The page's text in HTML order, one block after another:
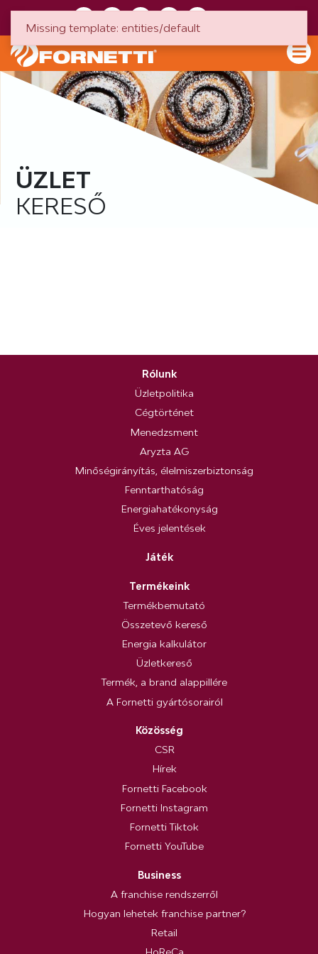
ÜZLET
KERESŐ
Rólunk
Üzletpolitika
Cégtörténet
Menedzsment
Aryzta AG
Minőségirányítás, élelmiszerbiztonság
Fenntarthatóság
Energiahatékonyság
Éves jelentések
Játék
Termékeink
Termékbemutató
Összetevő kereső
Energia kalkulátor
Üzletkereső
Termék, a brand alappillére
A Fornetti gyártósorairól
Közösség
CSR
Hírek
Fornetti Facebook
Fornetti Instagram
Fornetti Tiktok
Fornetti YouTube
Business
A franchise rendszerről
Hogyan lehetek franchise partner?
Retail
Missing template: entities/default